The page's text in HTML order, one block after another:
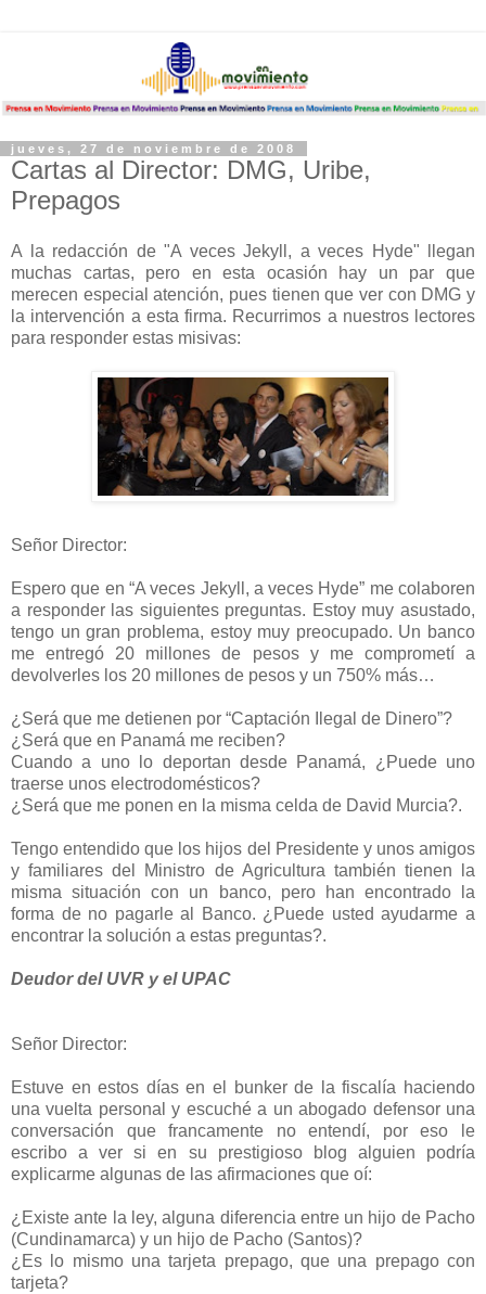
jueves, 27 de noviembre de 2008
Cartas al Director: DMG, Uribe,
Prepagos
A la redacción de "A veces Jekyll, a veces Hyde" llegan
muchas cartas, pero en esta ocasión hay un par que
merecen especial atención, pues tienen que ver con DMG y
la intervención a esta firma. Recurrimos a nuestros lectores
para responder estas misivas:
Señor Director:
Espero que en “A veces Jekyll, a veces Hyde” me colaboren
a responder las siguientes preguntas. Estoy muy asustado,
tengo un gran problema, estoy muy preocupado. Un banco
me entregó 20 millones de pesos y me comprometí a
devolverles los 20 millones de pesos y un 750% más…
¿Será que me detienen por “Captación Ilegal de Dinero”?
¿Será que en Panamá me reciben?
Cuando a uno lo deportan desde Panamá, ¿Puede uno
traerse unos electrodomésticos?
¿Será que me ponen en la misma celda de David Murcia?.
Tengo entendido que los hijos del Presidente y unos amigos
y familiares del Ministro de Agricultura también tienen la
misma situación con un banco, pero han encontrado la
forma de no pagarle al Banco. ¿Puede usted ayudarme a
encontrar la solución a estas preguntas?.
Deudor del UVR y el UPAC
Señor Director:
Estuve en estos días en el bunker de la fiscalía haciendo
una vuelta personal y escuché a un abogado defensor una
conversación que francamente no entendí, por eso le
escribo a ver si en su prestigioso blog alguien podría
explicarme algunas de las afirmaciones que oí:
¿Existe ante la ley, alguna diferencia entre un hijo de Pacho
(Cundinamarca) y un hijo de Pacho (Santos)?
¿Es lo mismo una tarjeta prepago, que una prepago con
tarjeta?